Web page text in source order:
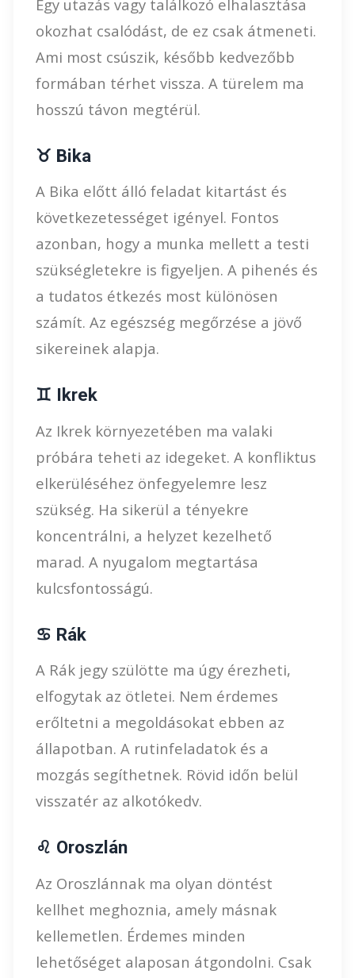
Egy utazás vagy találkozó elhalasztása
okozhat csalódást, de ez csak átmeneti.
Ami most csúszik, később kedvezőbb
formában térhet vissza. A türelem ma
hosszú távon megtérül.
♉ Bika
A Bika előtt álló feladat kitartást és
következetességet igényel. Fontos
azonban, hogy a munka mellett a testi
szükségletekre is figyeljen. A pihenés és
a tudatos étkezés most különösen
számít. Az egészség megőrzése a jövő
sikereinek alapja.
♊ Ikrek
Az Ikrek környezetében ma valaki
próbára teheti az idegeket. A konfliktus
elkerüléséhez önfegyelemre lesz
szükség. Ha sikerül a tényekre
koncentrálni, a helyzet kezelhető
marad. A nyugalom megtartása
kulcsfontosságú.
♋ Rák
A Rák jegy szülötte ma úgy érezheti,
elfogytak az ötletei. Nem érdemes
erőltetni a megoldásokat ebben az
állapotban. A rutinfeladatok és a
mozgás segíthetnek. Rövid időn belül
visszatér az alkotókedv.
♌ Oroszlán
Az Oroszlánnak ma olyan döntést
kellhet meghoznia, amely másnak
kellemetlen. Érdemes minden
lehetőséget alaposan átgondolni. Csak